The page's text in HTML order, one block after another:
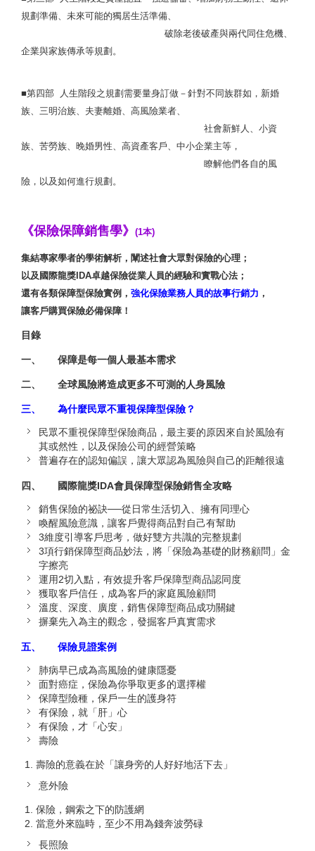
規劃準備、未來可能的獨居生活準備、
破除老後破產與兩代同住危機、
企業與家族傳承等規劃。
■第四部 人生階段之規劃需要量身訂做－針對不同族群如，新婚
族、三明治族、夫妻離婚、高風險業者、
社會新鮮人、小資
族、苦勞族、晚婚男性、高資產客戶、中小企業主等，
瞭解他們各自的風
險，以及如何進行規劃。
《保險保障銷售學》 (1本)
集結專家學者的學術解析，闡述社會大眾對保險的心理；
以及國際龍獎IDA卓越保險從業人員的經驗和實戰心法；
還有各類保障型保險實例， 強化保險業務人員的故事行銷力 ，
讓客戶購買保險必備保障！
目錄
一、 保障是每一個人最基本需求
二、 全球風險將造成更多不可測的人身風險
三、 為什麼民眾不重視保障型保險？
民眾不重視保障型保險商品，最主要的原因來自於風險有
其或然性，以及保險公司的經營策略
普遍存在的認知偏誤，讓大眾認為風險與自己的距離很遠
四、 國際龍獎IDA會員保障型保險銷售全攻略
銷售保險的祕訣──從日常生活切入、擁有同理心
喚醒風險意識，讓客戶覺得商品對自己有幫助
3維度引導客戶思考，做好雙方共識的完整規劃
3項行銷保障型商品妙法，將「保險為基礎的財務顧問」金
字擦亮
運用2切入點，有效提升客戶保障型商品認同度
獲取客戶信任，成為客戶的家庭風險顧問
溫度、深度、廣度，銷售保障型商品成功關鍵
摒棄先入為主的觀念，發掘客戶真實需求
五、 保險見證案例
肺病早已成為高風險的健康隱憂
面對癌症，保險為你爭取更多的選擇權
保障型險種，保戶一生的護身符
有保險，就「肝」心
有保險，才「心安」
壽險
壽險的意義在於「讓身旁的人好好地活下去」
意外險
保險，鋼索之下的防護網
當意外來臨時，至少不用為錢奔波勞碌
長照險